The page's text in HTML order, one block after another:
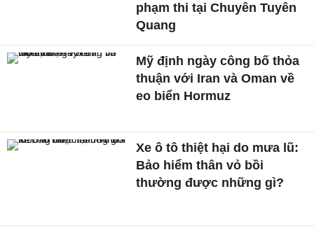
phạm thi tại Chuyên Tuyên
Quang
Mỹ định ngày công bố thỏa
thuận với Iran và Oman về
eo biển Hormuz
Xe ô tô thiệt hại do mưa lũ:
Bảo hiểm thân vỏ bồi
thường được những gì?